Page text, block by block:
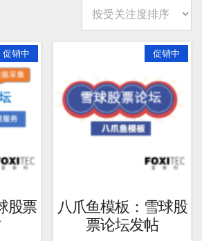
促销中
股票
促销中
八爪鱼模板：雪球股
票论坛发帖